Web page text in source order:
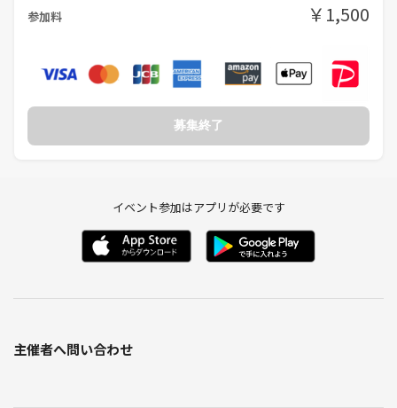
ですがっ！！！ 嫌がってるのにむりに口説くのはやめましょう。
その3 強引な勧誘はダメ！
ネットワークビジネスや宗教などやってることは構いません。
嫌がってる方に無理やり押し付けるのはやめましょう。
そういうところが悪いイメージの元凶だということに気づいてくださ
い。
貴重な時間を使って来たのだから思いっきり楽しみましょう♪
カフェりんぐ。は皆様の楽しめる場となるよう色々手を尽くします！
笑顔になるまで返しません！
主催者側もより良い場を作るためにより一層の精進を重ねて参る所存
参加料 ￥1,500
募集終了
イベント参加はアプリが必要です
主催者へ問い合わせ